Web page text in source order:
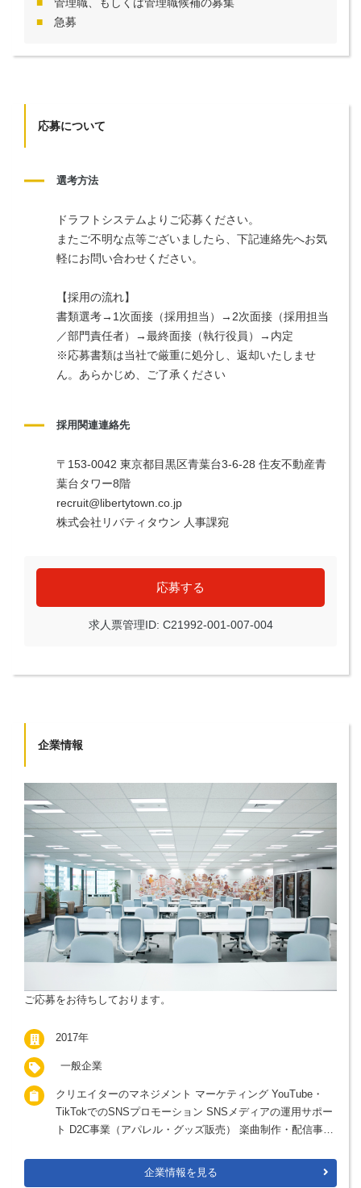
急募
応募について
選考方法
ドラフトシステムよりご応募ください。
またご不明な点等ございましたら、下記連絡先へお気
軽にお問い合わせください。
【採用の流れ】
書類選考→1次面接（採用担当）→2次面接（採用担当
／部門責任者）→最終面接（執行役員）→内定
※応募書類は当社で厳重に処分し、返却いたしませ
ん。あらかじめ、ご了承ください
採用関連連絡先
〒153-0042 東京都目黒区青葉台3-6-28 住友不動産青
葉台タワー8階
recruit@libertytown.co.jp
株式会社リバティタウン 人事課宛
応募する
求人票管理ID: C21992-001-007-004
企業情報
ご応募をお待ちしております。
2017年
一般企業
クリエイターのマネジメント マーケティング YouTube・
TikTokでのSNSプロモーション SNSメディアの運用サポー
ト D2C事業（アパレル・グッズ販売） 楽曲制作・配信事業
企業情報を見る